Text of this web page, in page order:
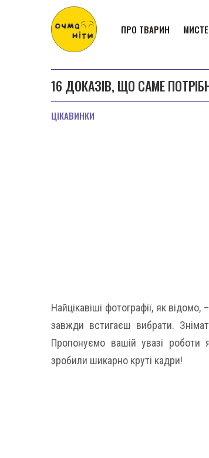
ПРО ТВАРИН
16 ДОКАЗІВ, ЩО САМЕ
ЦІКАВИНКИ
Найцікавіші фотографії, як
завжди встигаєш вибрати.
Пропонуємо вашій увазі роботи
зробили шикарно круті кадри!